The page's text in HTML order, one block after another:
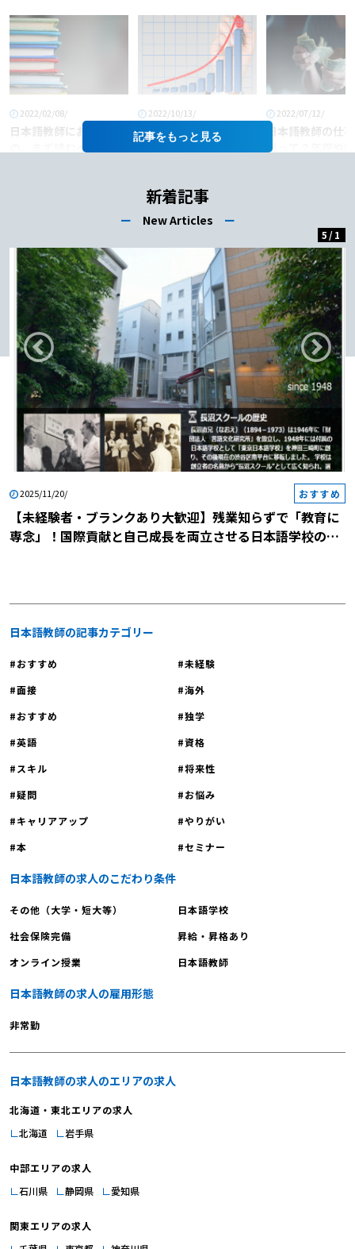
2022/02/08/
日本語教師におすすめ
の、まず読むべき本6
2022/10/13/
「日本語教師」という
職業に将来性はある
2022/07/12/
日本語教師の仕
料って？年収や
記事を
新着記事
ー New Articles ー
2025/11/20/ おすすめ
【未経験者・ブランクあり大歓迎】残業知らずで「教育に
専念」！国際貢献と自己成長を両立させる日本語学校の説
5 /1
日本語教師の記事カテゴリー
おすすめ
未経験
面接
海外
おすすめ
独学
英語
資格
スキル
将来性
疑問
お悩み
キャリアアップ
やりがい
本
セミナー
日本語教師の求人のこだわり条件
その他（大学・短大等）
日本語学校
社会保険完備
昇給・昇格あり
オンライン授業
日本語教師
日本語教師の求人の雇用形態
非常勤
日本語教師の求人のエリアの求人
北海道・東北エリアの求人
北海道
岩手県
中部エリアの求人
石川県
静岡県 愛知県
関東エリアの求人